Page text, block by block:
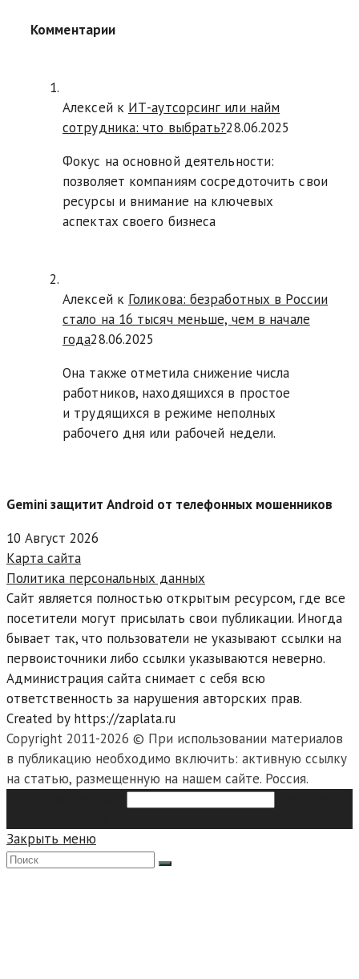
Комментарии
Алексей к ИТ-аутсорсинг или найм
сотрудника: что выбрать?28.06.2025
Фокус на основной деятельности:
позволяет компаниям сосредоточить свои
ресурсы и внимание на ключевых
аспектах своего бизнеса
Алексей к Голикова: безработных в России
стало на 16 тысяч меньше, чем в начале
года28.06.2025
Она также отметила снижение числа
работников, находящихся в простое
и трудящихся в режиме неполных
рабочего дня или рабочей недели.
Gemini защитит Android от телефонных мошенников
10 Август 2026
Карта сайта
Политика персональных данных
Сайт является полностью открытым ресурсом, где все
посетители могут присылать свои публикации. Иногда
бывает так, что пользователи не указывают ссылки на
первоисточники либо ссылки указываются неверно.
Администрация сайта снимает с себя всю
ответственность за нарушения авторских прав.
Created by https://zaplata.ru
Copyright 2011-2026 © При использовании материалов
в публикацию необходимо включить: активную ссылку
на статью, размещенную на нашем сайте. Россия.
Закрыть меню